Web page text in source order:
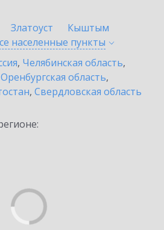
Златоуст
Кыштым
населенные пункты
, Челябинская область,
Оренбургская область,
, Свердловская область